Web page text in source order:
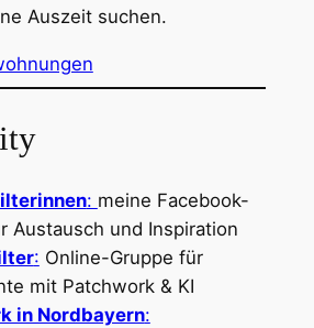
Auszeit suchen.
: meine Facebook-
Austausch und Inspiration
: Online-Gruppe für
mit Patchwork & KI
in Nordbayern: